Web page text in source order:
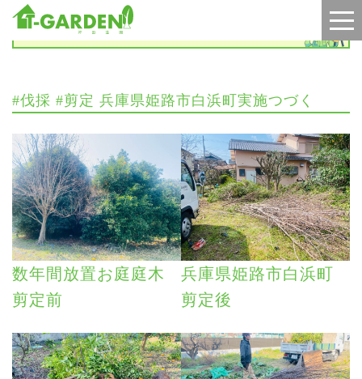
施工実績
#伐採 #剪定 兵庫県姫路市白浜町実施つづく
数年間放置お庭庭木
剪定前
兵庫県姫路市白浜町
剪定後